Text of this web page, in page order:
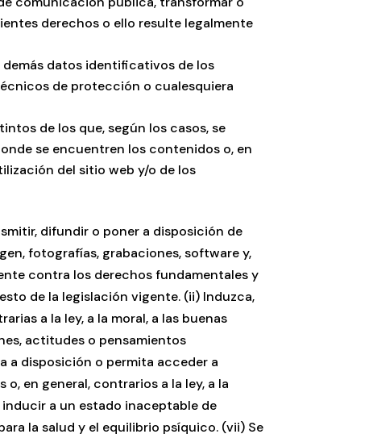
derechos o ello resulte legalmente
datos identificativos de los
de protección o cualesquiera
de los que, según los casos, se
se encuentren los contenidos o, en
del sitio web y/o de los
difundir o poner a disposición de
fotografías, grabaciones, software y,
contra los derechos fundamentales y
de la legislación vigente. (ii) Induzca,
a la ley, a la moral, a las buenas
actitudes o pensamientos
a disposición o permita acceder a
en general, contrarios a la ley, a la
a un estado inaceptable de
la salud y el equilibrio psíquico. (vii) Se